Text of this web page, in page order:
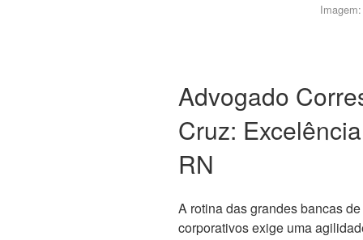
Advogado
Cruz:
RN
A rotina das grandes bancas
corporativos exige uma